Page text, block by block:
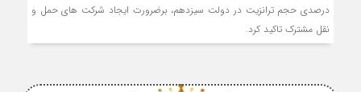
درصدی حجم ترانزیت در دولت سیزدهم، برضرورت ایجاد شرکت های حمل و
نقل مشترک تاکید کرد.